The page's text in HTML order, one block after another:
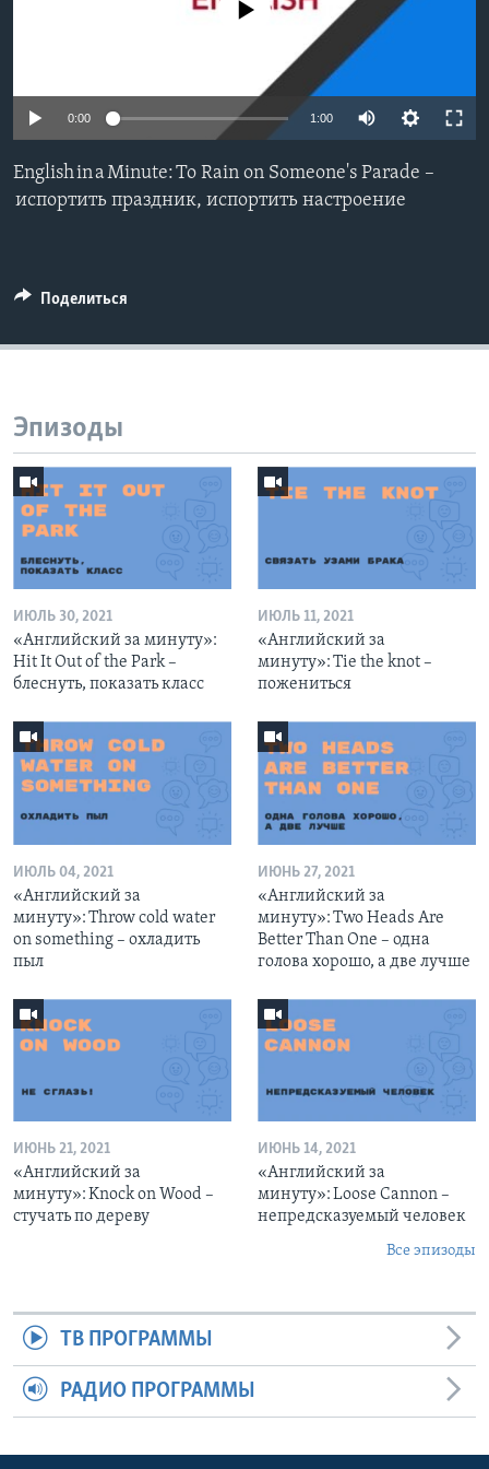
СОЦИАЛЬНЫЕ СЕТИ
Языки
No media source currently available
0:00 1:00
English in a Minute: To Rain on Someone's Parade –
испортить праздник, испортить настроение
Поделиться
Эпизоды
ИЮЛЬ 30, 2021
«Английский за минуту»:
Hit It Out of the Park –
блеснуть, показать класс
ИЮЛЬ 11, 2021
«Английский за
минуту»: Tie the knot –
пожениться
ИЮЛЬ 04, 2021
«Английский за
минуту»: Throw cold water
on something – охладить
пыл
ИЮНЬ 27, 2021
«Английский за
минуту»: Two Heads Are
Better Than One – одна
голова хорошо, а две лучше
ИЮНЬ 21, 2021
«Английский за
минуту»: Knock on Wood –
стучать по дереву
ИЮНЬ 14, 2021
«Английский за
минуту»: Loose Cannon –
непредсказуемый человек
Все эпизоды
ТВ ПРОГРАММЫ
РАДИО ПРОГРАММЫ